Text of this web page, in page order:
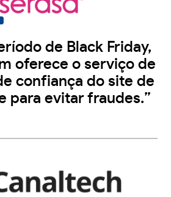
de Black Friday,
oferece o serviço de
confiança do site de
para evitar fraudes.”